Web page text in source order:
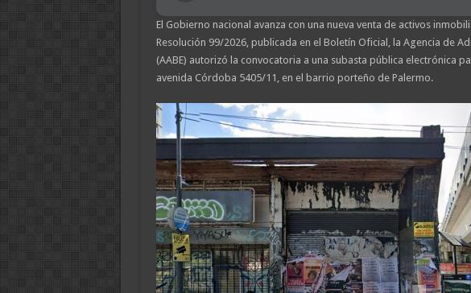
El Gobierno nacional avanza con una nueva venta de activos
Resolución 99/2026, publicada en el Boletín Oficial, la Agencia de
(AABE) autorizó la convocatoria a una subasta pública electrónica
avenida Córdoba 5405/11, en el barrio porteño de Palermo.